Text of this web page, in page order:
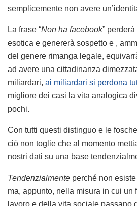
semplicemente non avere
La frase “Non ha facebook”
esotica e genererà sospetto e ,
del genere rimanga legale,
ad avere una cittadinanza
miliardari, ai miliardari si perdona
migliore dei casi la vita analogica
pochi.
Con tutti questi distinguo e le
ciò non toglie che al momento
nostri dati su una base
Tendenzialmente perché non
ma, appunto, nella misura in cui un
lavoro e della vita sociale passano